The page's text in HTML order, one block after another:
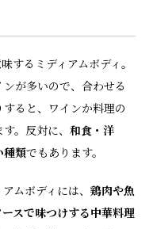
するミディアムボディ。
が多いので、合わせる
ると、ワインか料理の
す。反対に、和食・洋
種類でもあります。
ムボディには、鶏肉や魚
スで味つけする中華料理